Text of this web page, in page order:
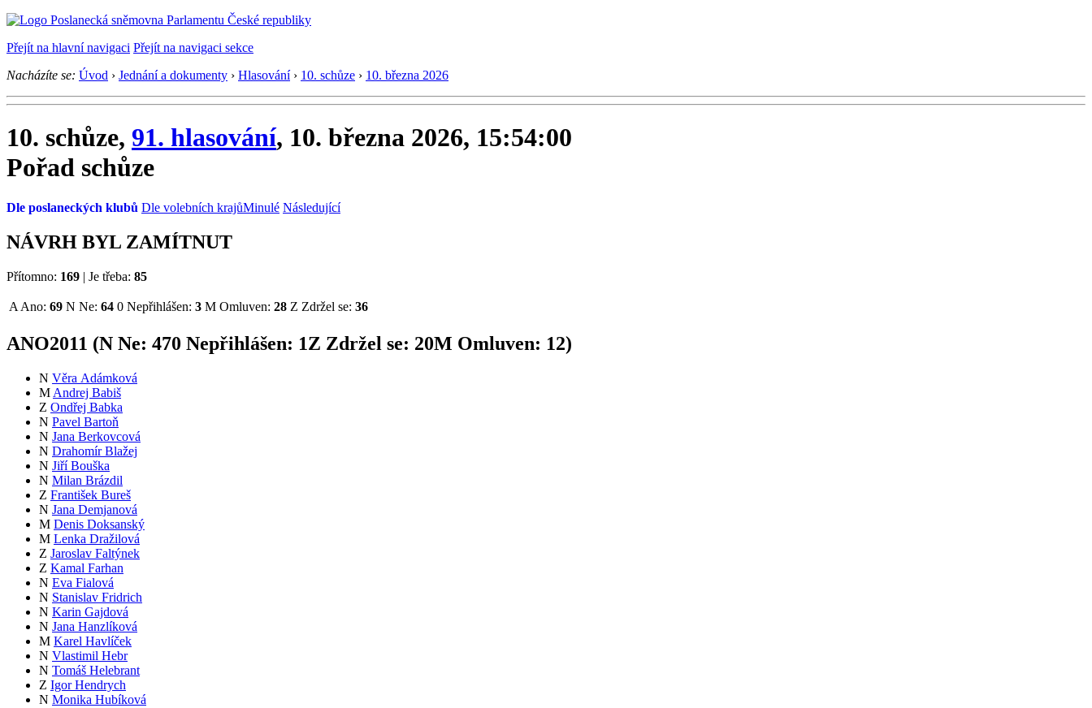
Přejít na hlavní navigaci Přejít na navigaci sekce
Nacházíte se: Úvod › Jednání a dokumenty › Hlasování › 10. schůze › 10. března 2026
10. schůze, 91. hlasování, 10. března 2026, 15:54:00
Pořad schůze
Dle poslaneckých klubů Dle volebních krajůMinulé Následující
NÁVRH BYL ZAMÍTNUT
Přítomno: 169 | Je třeba: 85
A Ano: 69 N Ne: 64 0 Nepřihlášen: 3 M Omluven: 28 Z Zdržel se: 36
ANO2011 (N Ne: 470 Nepřihlášen: 1Z Zdržel se: 20M Omluven: 12)
N Věra Adámková
M Andrej Babiš
Z Ondřej Babka
N Pavel Bartoň
N Jana Berkovcová
N Drahomír Blažej
N Jiří Bouška
N Milan Brázdil
Z František Bureš
N Jana Demjanová
M Denis Doksanský
M Lenka Dražilová
Z Jaroslav Faltýnek
Z Kamal Farhan
N Eva Fialová
N Stanislav Fridrich
N Karin Gajdová
N Jana Hanzlíková
M Karel Havlíček
N Vlastimil Hebr
N Tomáš Helebrant
Z Igor Hendrych
N Monika Hubíková